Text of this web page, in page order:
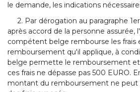
le demande, les indications
2. Par dérogation au paragraphe
après accord de la personne assurée,
compétent belge rembourse les frais
remboursement qu'il applique, à
belge permette le remboursement
ces frais ne dépasse pas 500 EURO.
montant du remboursement ne peut